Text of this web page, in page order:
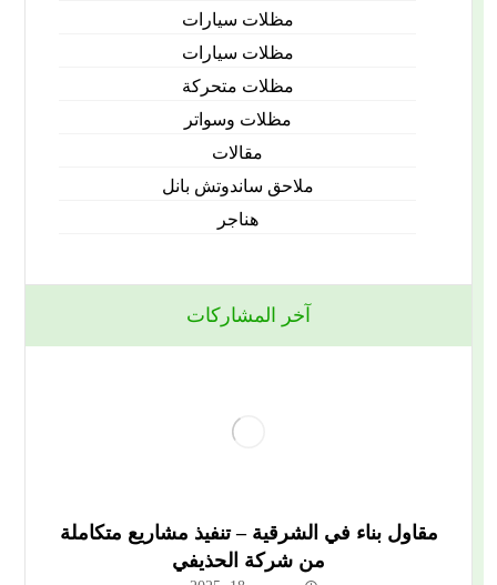
مظلات سيارات
مظلات سيارات
مظلات متحركة
مظلات وسواتر
مقالات
ملاحق ساندوتش بانل
هناجر
آخر المشاركات
مقاول بناء في الشرقية – تنفيذ مشاريع متكاملة
من شركة الحذيفي